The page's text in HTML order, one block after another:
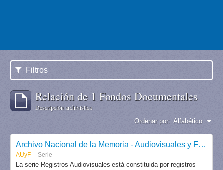
Filtros
Relación de 1 Fondos Documentales
Descripción archivística
Ordenar por: Alfabético
Archivo Nacional de la Memoria - Audiovisuales y Fotografías
AUyF Serie
La serie Registros Audiovisuales está constituida por registros